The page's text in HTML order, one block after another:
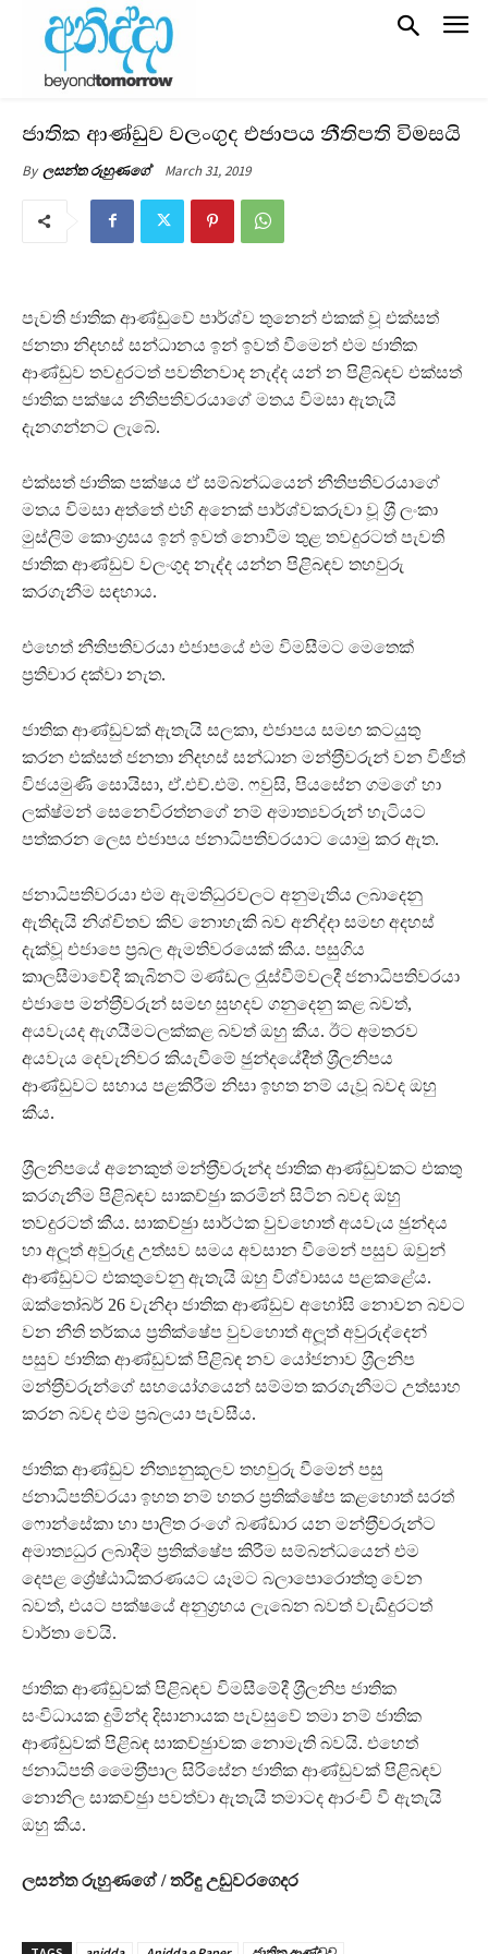
ජාතික ආණ්ඩුව වලංගුද එජාපය නීතිපති විමසයි
By ලසන්ත රුහුණගේ March 31, 2019
පැවති ජාතික ආණ්ඩුවේ පාර්ශ්ව තුනෙන් එකක් වූ එක්සත්
ජනතා නිදහස් සන්ධානය ඉන් ඉවත් වීමෙන් එම ජාතික
ආණ්ඩුව තවදුරටත් පවතිනවාද නැද්ද යන් න පිළිබඳව එක්සත්
ජාතික පක්ෂය නීතිපතිවරයාගේ මතය විමසා ඇතැයි
දැනගන්නට ලැබේ.
එක්සත් ජාතික පක්ෂය ඒ සම්බන්ධයෙන් නීතිපතිවරයාගේ
මතය විමසා අත්තේ එහි අනෙක් පාර්ශ්වකරුවා වූ ශ‍්‍රී ලංකා
මුස්ලිම් කොංග‍්‍රසය ඉන් ඉවත් නොවීම තුළ තවදුරටත් පැවති
ජාතික ආණ්ඩුව වලංගුද නැද්ද යන්න පිළිබඳව තහවුරු
කරගැනීම සඳහාය.
එහෙත් නීතිපතිවරයා එජාපයේ එම විමසීමට මෙතෙක්
ප‍්‍රතිචාර දක්වා නැත.
ජාතික ආණ්ඩුවක් ඇතැයි සලකා, එජාපය සමඟ කටයුතු
කරන එක්සත් ජනතා නිදහස් සන්ධාන මන්ත‍්‍රීවරුන් වන විජිත්
විජයමුණි සොයිසා, ඒ.එච්.එම්. ෆවුසි, පියසේන ගමගේ හා
ලක්ෂ්මන් සෙනෙවිරත්නගේ නම් අමාත්‍යවරුන් හැටියට
පත්කරන ලෙස එජාපය ජනාධිපතිවරයාට යොමු කර ඇත.
ජනාධිපතිවරයා එම ඇමතිධුරවලට අනුමැතිය ලබාදෙනු
ඇතිදැයි නිශ්චිතව කිව නොහැකි බව අනිද්දා සමඟ අදහස්
දැක්වූ එජාපෙ ප‍්‍රබල ඇමතිවරයෙක් කීය. පසුගිය
කාලසීමාවේදී කැබිනට් මණ්ඩල රැුස්වීම්වලදී ජනාධිපතිවරයා
එජාපෙ මන්ත‍්‍රීවරුන් සමඟ සුහදව ගනුදෙනු කළ බවත්,
අයවැයද ඇගයීමටලක්කළ බවත් ඔහු කීය. ඊට අමතරව
අයවැය දෙවැනිවර කියැවීමේ ඡුන්දයේදීත් ශ‍්‍රීලනිපය
ආණ්ඩුවට සහාය පළකිරීම නිසා ඉහත නම් යැවූ බවද ඔහු
කීය.
ශ‍්‍රීලනිපයේ අනෙකුත් මන්ත‍්‍රීවරුන්ද ජාතික ආණ්ඩුවකට එකතු
කරගැනීම පිළිබඳව සාකච්ඡුා කරමින් සිටින බවද ඔහු
තවදුරටත් කීය. සාකච්ඡුා සාර්ථක වුවහොත් අයවැය ඡුන්දය
හා අලූත් අවුරුදු උත්සව සමය අවසාන වීමෙන් පසුව ඔවුන්
ආණ්ඩුවට එකතුවෙනු ඇතැයි ඔහු විශ්වාසය පළකළේය.
ඔක්තෝබර් 26 වැනිදා ජාතික ආණ්ඩුව අහෝසි නොවන බවට
වන නීති තර්කය ප‍්‍රතික්ෂේප වුවහොත් අලූත් අවුරුද්දෙන්
පසුව ජාතික ආණ්ඩුවක් පිළිබඳ නව යෝජනාව ශ‍්‍රීලනිප
මන්ත‍්‍රීවරුන්ගේ සහයෝගයෙන් සම්මත කරගැනීමට උත්සාහ
කරන බවද එම ප‍්‍රබලයා පැවසීය.
ජාතික ආණ්ඩුව නීත්‍යනුකූලව තහවුරු වීමෙන් පසු
ජනාධිපතිවරයා ඉහත නම් හතර ප‍්‍රතික්ෂේප කළහොත් සරත්
ෆොන්සේකා හා පාලිත රංගේ බණ්ඩාර යන මන්ත‍්‍රීවරුන්ට
අමාත්‍යධුර ලබාදීම ප‍්‍රතික්ෂේප කිරීම සම්බන්ධයෙන් එම
දෙපළ ශ්‍රේෂ්ඨාධිකරණයට යෑමට බලාපොරොත්තු වෙන
බවත්, එයට පක්ෂයේ අනුග‍්‍රහය ලැබෙන බවත් වැඩිදුරටත්
වාර්තා වෙයි.
ජාතික ආණ්ඩුවක් පිළිබඳව විමසීමේදී ශ‍්‍රීලනිප ජාතික
සංවිධායක දුමින්ද දිසානායක පැවසුවේ තමා නම් ජාතික
ආණ්ඩුවක් පිළිබඳ සාකච්ඡුාවක නොමැති බවයි. එහෙත්
ජනාධිපති මෛත‍්‍රීපාල සිරිසේන ජාතික ආණ්ඩුවක් පිළිබඳව
නොනිල සාකච්ඡුා පවත්වා ඇතැයි තමාටද ආරංචි වී ඇතැයි
ඔහු කීය.
ලසන්ත රුහුණගේ / තරිඳු උඩුවරගෙදර